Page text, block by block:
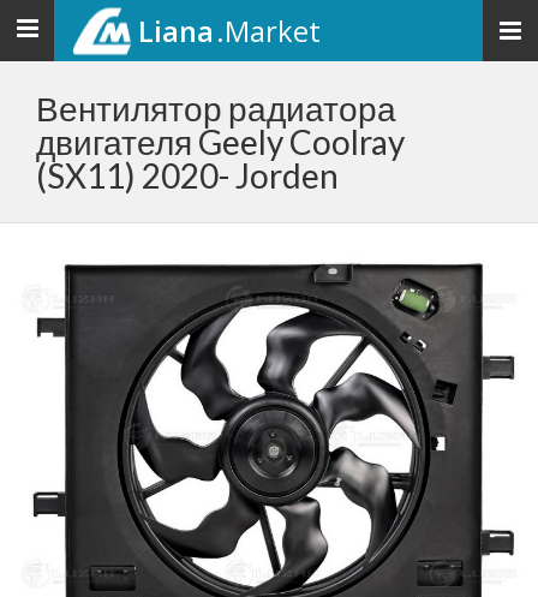
Toggle
navigation
Liana.Market
Вентилятор радиатора
двигателя Geely Coolray
(SX11) 2020- Jorden